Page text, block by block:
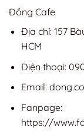
Đồng Cafe
Địa chỉ: 157
HCM
Điện thoại:
Email:
Fanpage:
https://